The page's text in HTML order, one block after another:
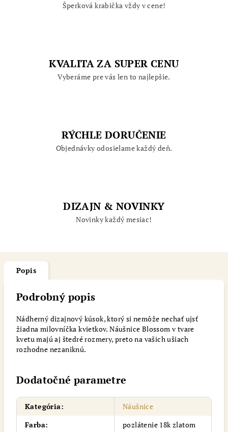
Šperková krabička vždy v cene!
KVALITA ZA SUPER CENU
Vyberáme pre vás len to najlepšie.
RÝCHLE DORUČENIE
Objednávky odosielame každý deň.
DIZAJN & NOVINKY
Novinky každý mesiac!
Popis
Podrobný popis
Nádherný dizajnový kúsok, ktorý si nemôže nechať ujsť
žiadna milovníčka kvietkov. Náušnice Blossom v tvare
kvetu majú aj štedré rozmery, preto na vašich ušiach
rozhodne nezaniknú.
Dodatočné parametre
Kategória:
Náušnice
Farba:
pozlátenie 18k zlatom